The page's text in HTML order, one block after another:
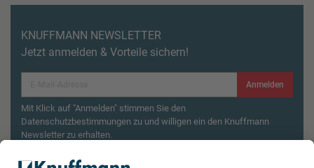
KNUFFMANN NEWSLETTER
Jetzt anmelden & Vorteile sichern!
Anmelden
Mit Klick auf "Anmelden" stimmen Sie den
Datenschutzbestimmungen zu und willigen ein den Knuffmann
Newsletter zu erhalten.